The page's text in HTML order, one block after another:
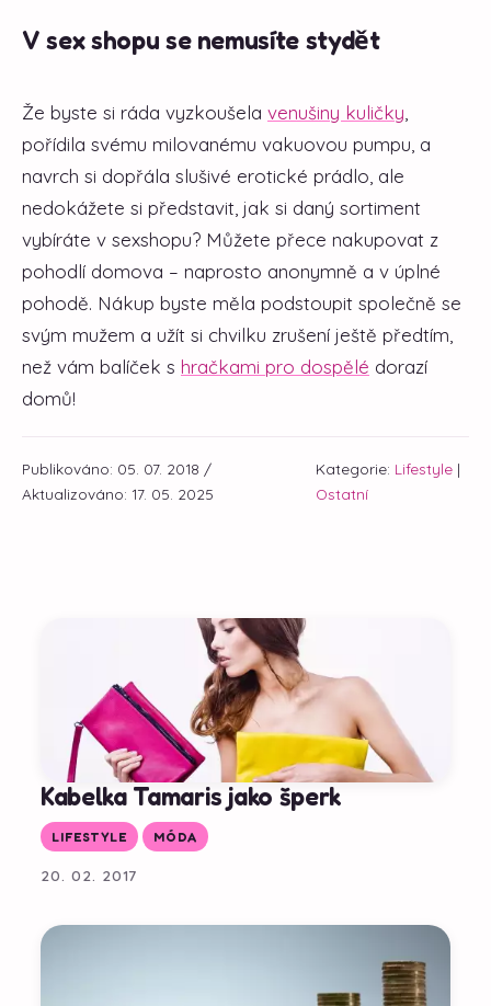
V sex shopu se nemusíte stydět
Že byste si ráda vyzkoušela venušiny kuličky
pořídila svému milovanému vakuovou pumpu, a
navrch si dopřála slušivé erotické prádlo, ale
nedokážete si představit, jak si daný sortiment
vybíráte v sexshopu? Můžete přece nakupovat z
pohodlí domova – naprosto anonymně a v úplné
pohodě. Nákup byste měla podstoupit společně se
svým mužem a užít si chvilku zrušení ještě předtím,
než vám balíček s hračkami pro dospělé dorazí
domů!
Publikováno: 05. 07. 2018 /
Aktualizováno: 17. 05. 2025
Kategorie: Lifestyle|
Ostatní
Kabelka Tamaris jako šperk
LIFESTYLE MÓDA
20. 02. 2017